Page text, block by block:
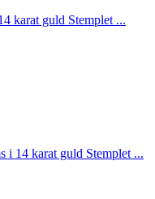
karat guld Stemplet ...
i 14 karat guld Stemplet ...